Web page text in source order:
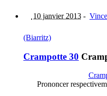
10 janvier 2013 -
(Biarritz)
Crampotte 30
Prononcer